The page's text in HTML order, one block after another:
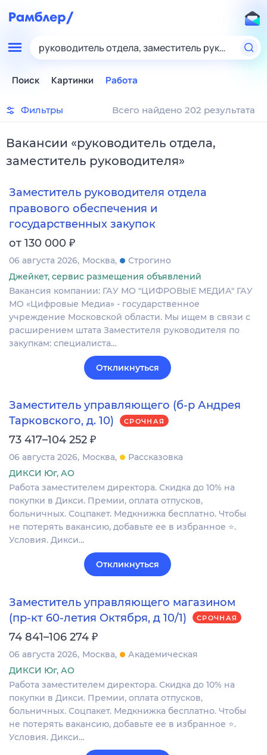
руководитель отдела, заместитель
Поиск Картинки Работа
Фильтры Всего найдено 202 результата
Вакансии «руководитель отдела,
заместитель руководителя»
Заместитель руководителя отдела
правового обеспечения и
государственных закупок
от 130 000 ₽
06 августа 2026 Москва
Строгино
Джейкет, сервис размещения объявлений
Вакансия компании: ГАУ МО "ЦИФРОВЫЕ МЕДИА" ГАУ
МО «Цифровые Медиа» - государственное
учреждение Московской области. Мы ищем в связи с
расширением штата Заместителя руководителя по
закупкам: специалиста…
Откликнуться
Заместитель управляющего (б-р Андрея
Тарковского, д. 10)
СРОЧНАЯ
73 417–104 252 ₽
06 августа 2026 Москва
Рассказовка
ДИКСИ Юг, АО
Работа заместителем директора. Скидка до 10% на
покупки в Дикси. Премии, оплата отпусков,
больничных. Соцпакет. Медкнижка бесплатно. Чтобы
не потерять вакансию, добавьте ее в избранное ⭐.
Условия. Дикси…
Откликнуться
Заместитель управляющего магазином
(пр-кт 60-летия Октября, д 10/1)
СРОЧНАЯ
74 841–106 274 ₽
06 августа 2026 Москва
Академическая
ДИКСИ Юг, АО
Работа заместителем директора. Скидка до 10% на
покупки в Дикси. Премии, оплата отпусков,
больничных. Соцпакет. Медкнижка бесплатно. Чтобы
не потерять вакансию, добавьте ее в избранное ⭐.
Условия. Дикси…